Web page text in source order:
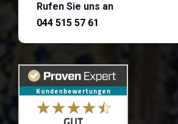
Rufen Sie uns an
044 515 57 61